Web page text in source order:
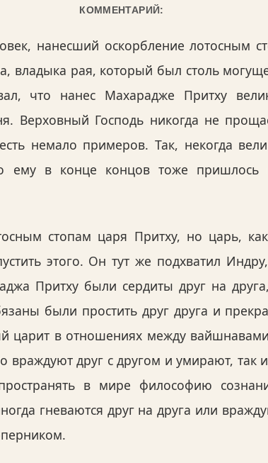
КОММЕНТАРИЙ:
нанесший оскорбление лотосным
владыка рая, который был столь
что нанес Махарадже Притху
Верховный Господь никогда не
немало примеров. Так, некогда
ему в конце концов тоже пришлось
стопам царя Притху, но царь,
этого. Он тут же подхватил
Притху были сердиты друг на
были простить друг друга и
царит в отношениях между
друг с другом и умирают, так
в мире философию
гневаются друг на друга или